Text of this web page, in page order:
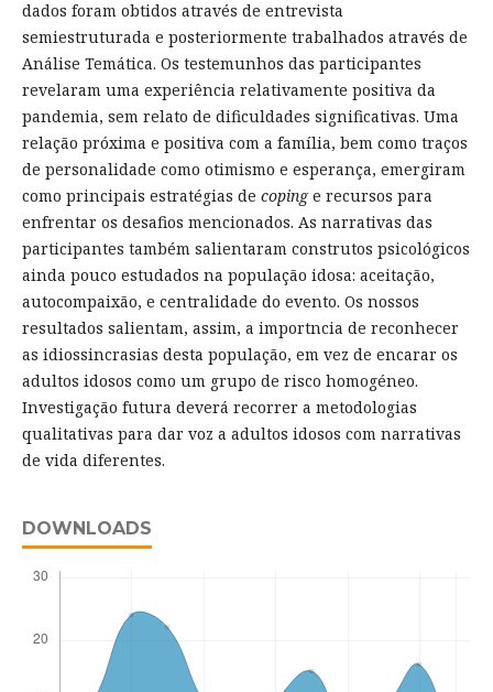
dados foram obtidos através de entrevista
semiestruturada e posteriormente trabalhados através de
Análise Temática. Os testemunhos das participantes
revelaram uma experiência relativamente positiva da
pandemia, sem relato de dificuldades significativas. Uma
relação próxima e positiva com a família, bem como traços
de personalidade como otimismo e esperança, emergiram
como principais estratégias de copinge recursos para
enfrentar os desafios mencionados. As narrativas das
participantes também salientaram construtos psicológicos
ainda pouco estudados na população idosa: aceitação,
autocompaixão, e centralidade do evento. Os nossos
resultados salientam, assim, a importncia de reconhecer
as idiossincrasias desta população, em vez de encarar os
adultos idosos como um grupo de risco homogéneo.
Investigação futura deverá recorrer a metodologias
qualitativas para dar voz a adultos idosos com narrativas
de vida diferentes.
DOWNLOADS